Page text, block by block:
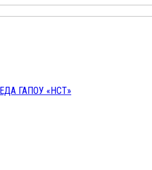
ГАПОУ «НСТ»